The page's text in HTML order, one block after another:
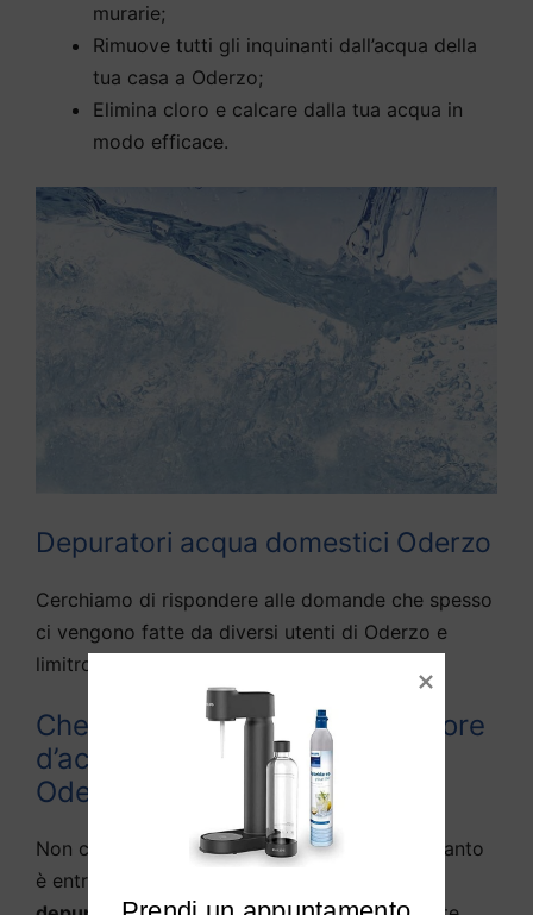
murarie;
Rimuove tutti gli inquinanti dall’acqua della
tua casa a Oderzo;
Elimina cloro e calcare dalla tua acqua in
modo efficace.
Depuratori acqua domestici Oderzo
Cerchiamo di rispondere alle domande che spesso
ci vengono fatte da diversi utenti di Oderzo e
limitrofi:
Che differenza c’è tra depuratore
d’acqua e purificato d’acqua a
Oderzo?
Non c’è praticamente alcuna differenza, in quanto
è entrata nella lingua parlata la definizione di